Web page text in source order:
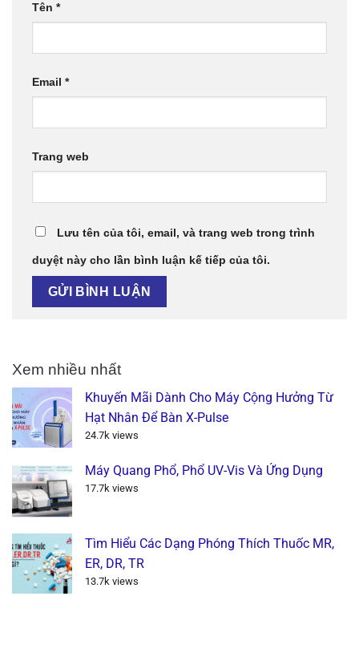
Tên *
Email *
Trang web
Lưu tên của tôi, email, và trang web trong trình
duyệt này cho lần bình luận kế tiếp của tôi.
Xem nhiều nhất
Khuyến Mãi Dành Cho Máy Cộng Hưởng Từ
Hạt Nhân Để Bàn X-Pulse
24.7k views
Máy Quang Phổ, Phổ UV-Vis Và Ứng Dụng
17.7k views
Tìm Hiểu Các Dạng Phóng Thích Thuốc MR,
ER, DR, TR
13.7k views